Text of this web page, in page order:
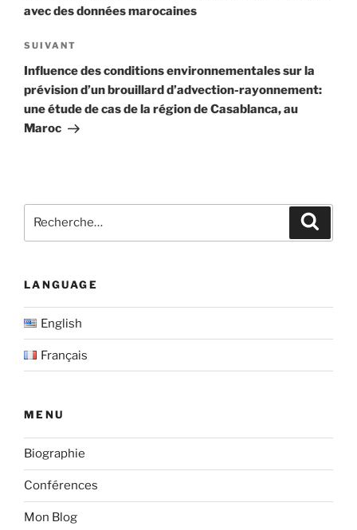
avec des données marocaines
Article
suivant
SUIVANT
Influence des conditions environnementales sur la
prévision d’un brouillard d’advection-rayonnement:
une étude de cas de la région de Casablanca, au
Maroc
pour
LANGUAGE
English
Français
MENU
Biographie
Conférences
Mon Blog